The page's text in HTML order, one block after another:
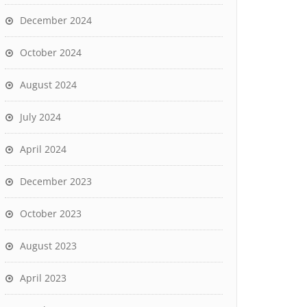
December 2024
October 2024
August 2024
July 2024
April 2024
December 2023
October 2023
August 2023
April 2023